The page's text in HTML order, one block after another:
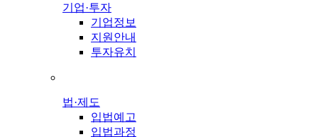
기업·투자
기업정보
지원안내
투자유치
법·제도
입법예고
입법과정